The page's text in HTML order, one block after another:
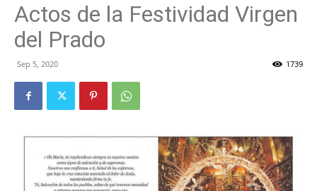
Actos de la Festividad Virgen
del Prado
Sep 5, 2020 1739